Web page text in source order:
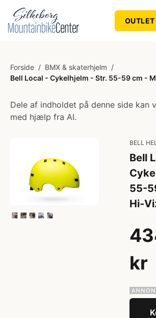
OUTLET
Forside / BMX & skaterhjelm /
Bell Local - Cykelhjelm - Str. 55-59 cm -
Dele af indholdet på denne side kan
med hjælp fra AI.
BELL
Bell
55-
Hi-
kr